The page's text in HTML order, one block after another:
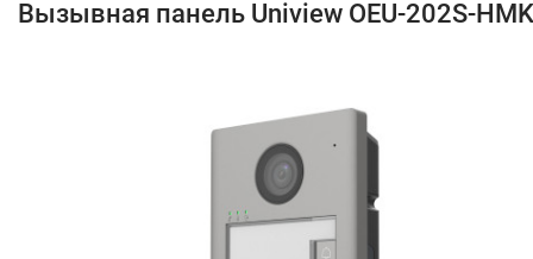
Вызывная панель Uniview OEU-202S-